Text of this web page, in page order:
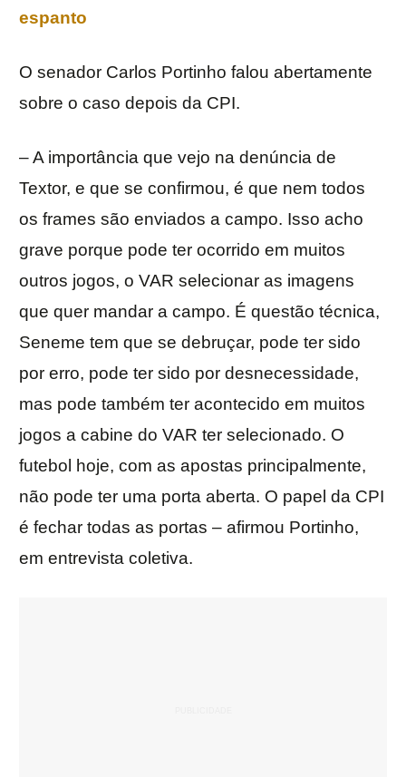
espanto
O senador Carlos Portinho falou abertamente
sobre o caso depois da CPI.
– A importância que vejo na denúncia de
Textor, e que se confirmou, é que nem todos
os frames são enviados a campo. Isso acho
grave porque pode ter ocorrido em muitos
outros jogos, o VAR selecionar as imagens
que quer mandar a campo. É questão técnica,
Seneme tem que se debruçar, pode ter sido
por erro, pode ter sido por desnecessidade,
mas pode também ter acontecido em muitos
jogos a cabine do VAR ter selecionado. O
futebol hoje, com as apostas principalmente,
não pode ter uma porta aberta. O papel da CPI
é fechar todas as portas – afirmou Portinho,
em entrevista coletiva.